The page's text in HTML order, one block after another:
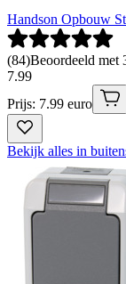
Handson Opbouw
(84)Beoordeeld met
7.99
Prijs: 7.99 euro
Bekijk alles in